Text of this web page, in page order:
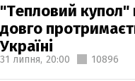
"Тепловий купол"
довго
Україні
31 липня, 20:00 10896